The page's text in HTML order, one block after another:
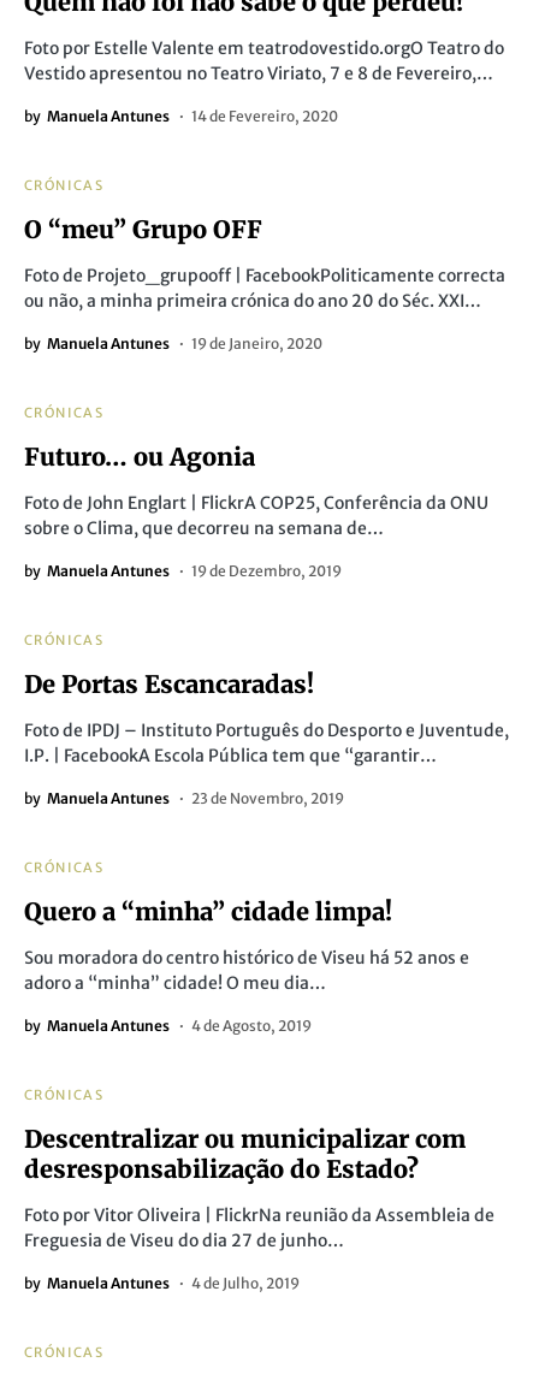
Foto por Estelle Valente em teatrodovestido.orgO Teatro do
Vestido apresentou no Teatro Viriato, 7 e 8 de Fevereiro,…
by Manuela Antunes 14 de Fevereiro, 2020
CRÓNICAS
O “meu” Grupo OFF
Foto de Projeto_grupooff | FacebookPoliticamente correcta
ou não, a minha primeira crónica do ano 20 do Séc. XXI…
by Manuela Antunes 19 de Janeiro, 2020
CRÓNICAS
Futuro… ou Agonia
Foto de John Englart | FlickrA COP25, Conferência da ONU
sobre o Clima, que decorreu na semana de…
by Manuela Antunes 19 de Dezembro, 2019
CRÓNICAS
De Portas Escancaradas!
Foto de IPDJ – Instituto Português do Desporto e Juventude,
I.P. | FacebookA Escola Pública tem que “garantir…
by Manuela Antunes 23 de Novembro, 2019
CRÓNICAS
Quero a “minha” cidade limpa!
Sou moradora do centro histórico de Viseu há 52 anos e
adoro a “minha” cidade! O meu dia…
by Manuela Antunes 4 de Agosto, 2019
CRÓNICAS
Descentralizar ou municipalizar com
desresponsabilização do Estado?
Foto por Vitor Oliveira | FlickrNa reunião da Assembleia de
Freguesia de Viseu do dia 27 de junho…
by Manuela Antunes 4 de Julho, 2019
CRÓNICAS